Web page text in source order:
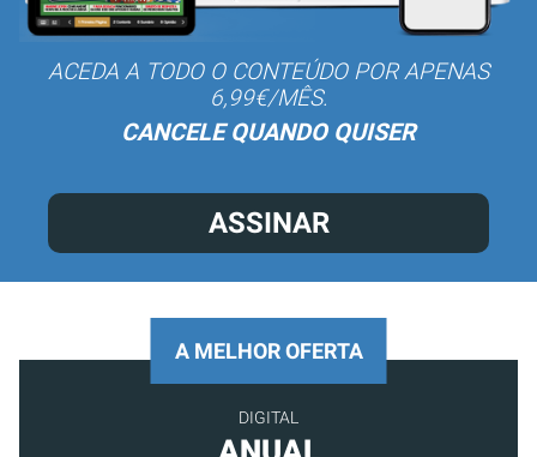
ACEDA A TODO O CONTEÚDO POR APENAS
6,99€/MÊS.
CANCELE QUANDO QUISER
ASSINAR
A MELHOR OFERTA
DIGITAL